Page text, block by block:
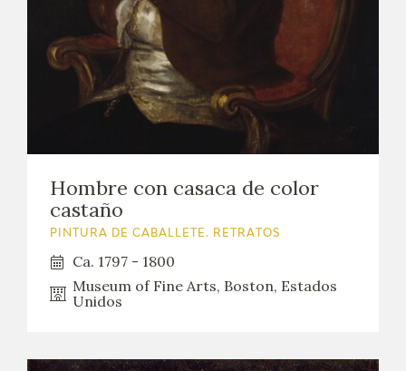
Hombre con casaca de color
castaño
PINTURA DE CABALLETE. RETRATOS
Ca. 1797 - 1800
Museum of Fine Arts, Boston, Estados
Unidos